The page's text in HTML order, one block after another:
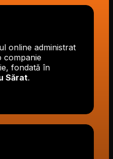
online administrat
companie
fondată în
Sărat.